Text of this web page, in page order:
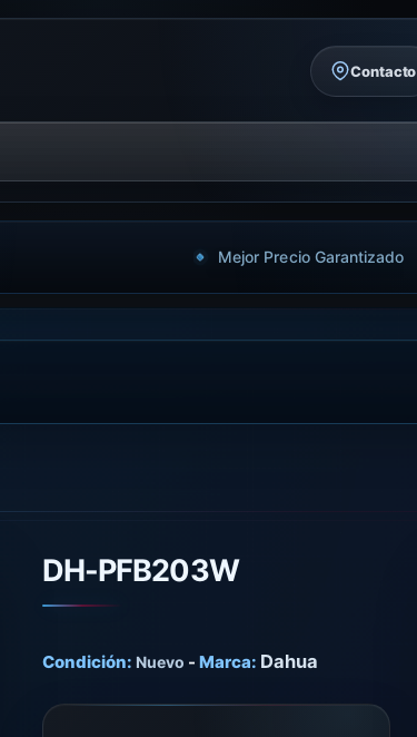
Contacto
Mejor Precio Garantizado
DH-PFB203W
Condición: Nuevo - Marca: Dahua